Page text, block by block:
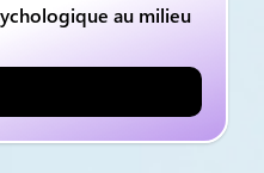
au milieu